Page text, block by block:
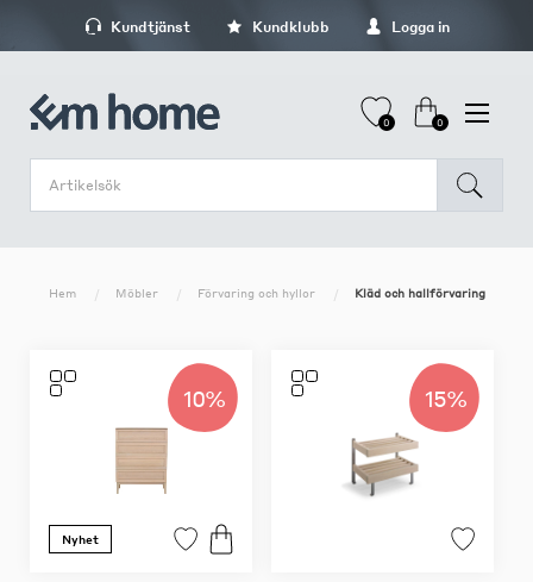
Kundtjänst Kundklubb Logga in
0 0
Hem Möbler Förvaring och hyllor Kläd och hallförvaring
10%
Nyhet
15%